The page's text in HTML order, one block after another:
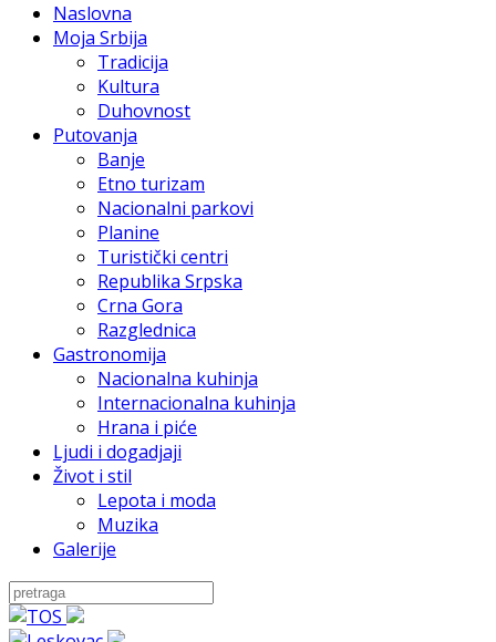
Naslovna
Moja Srbija
Tradicija
Kultura
Duhovnost
Putovanja
Banje
Etno turizam
Nacionalni parkovi
Planine
Turistički centri
Republika Srpska
Crna Gora
Razglednica
Gastronomija
Nacionalna kuhinja
Internacionalna kuhinja
Hrana i piće
Ljudi i dogadjaji
Život i stil
Lepota i moda
Muzika
Galerije